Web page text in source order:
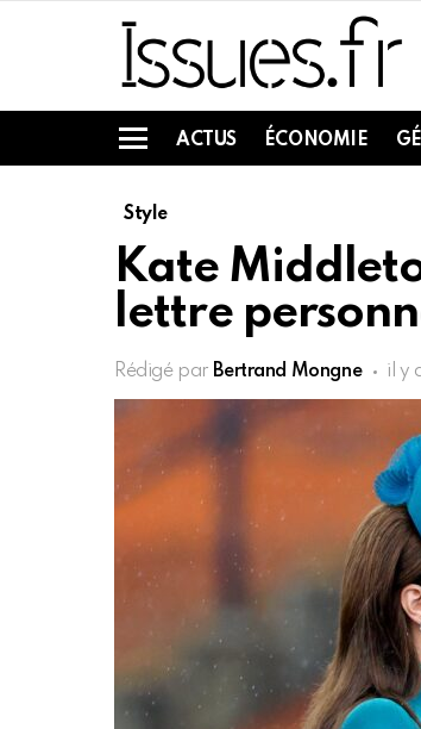
Menu
ACTUS ÉCONOMIE
Style
Kate
lettre
Rédigé par Bertrand Mongne il y